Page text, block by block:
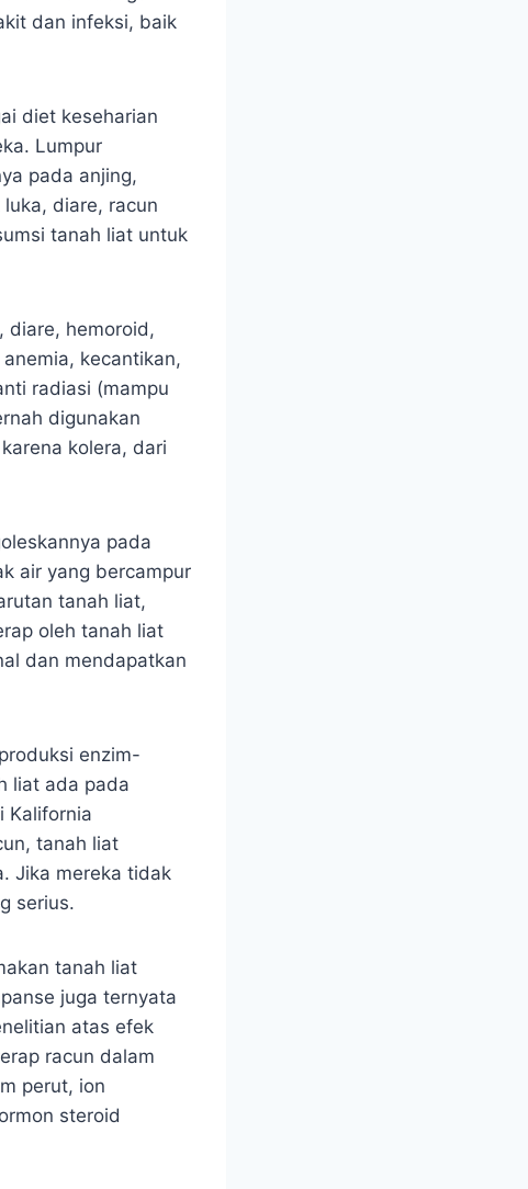
dan infeksi, baik
diet keseharian
Lumpur
pada anjing,
diare, racun
tanah liat untuk
diare, hemoroid,
kecantikan,
radiasi (mampu
digunakan
kolera, dari
pada
air yang bercampur
tanah liat,
oleh tanah liat
dan mendapatkan
enzim-
liat ada pada
Kalifornia
tanah liat
Jika mereka tidak
serius.
tanah liat
juga ternyata
atas efek
racun dalam
perut, ion
steroid